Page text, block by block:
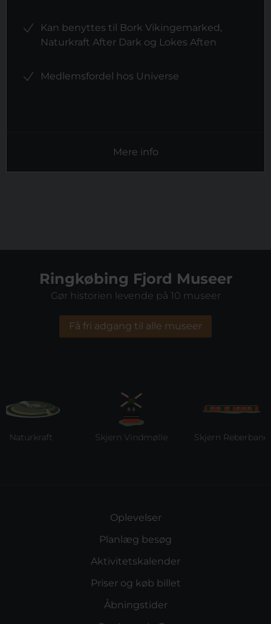
Kan benyttes til Bork Vikingemarked,
Naturkraft After Dark og Lokes Aften
Medlemsfordel hos Universe
Mere info
Ringkøbing Fjord Museer
Gør historien levende på 10 museer
Få fri adgang til alle museer
Skjern Vindmølle Skjern Reberbane
Oplevelser
Planlæg besøg
Aktivitetskalender
Priser og køb billet
Åbningstider